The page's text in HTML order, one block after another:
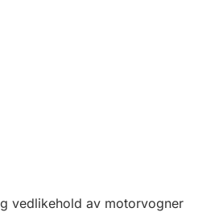
vedlikehold av motorvogner